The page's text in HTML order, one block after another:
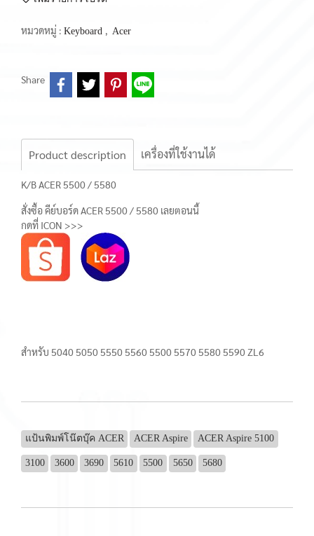
หมวดหมู่ : Keyboard , Acer
Share
Product description เครื่องที่ใช้งานได้
K/B ACER 5500 / 5580
สั่งซื้อ คีย์บอร์ด ACER 5500 / 5580 เลยตอนนี้
กดที่ ICON >>>
สำหรับ 5040 5050 5550 5560 5500 5570 5580 5590 ZL6
แป้นพิมพ์โน๊ตบุ๊ค ACER ACER Aspire ACER Aspire 5100
3100 3600 3690 5610 5500 5650 5680